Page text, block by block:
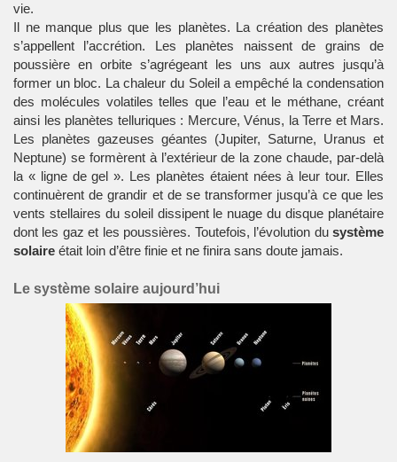
vie.
Il ne manque plus que les planètes. La création des planètes
s’appellent l’accrétion. Les planètes naissent de grains de
poussière en orbite s’agrégeant les uns aux autres jusqu’à
former un bloc. La chaleur du Soleil a empêché la condensation
des molécules volatiles telles que l’eau et le méthane, créant
ainsi les planètes telluriques : Mercure, Vénus, la Terre et Mars.
Les planètes gazeuses géantes (Jupiter, Saturne, Uranus et
Neptune) se formèrent à l’extérieur de la zone chaude, par-delà
la « ligne de gel ». Les planètes étaient nées à leur tour. Elles
continuèrent de grandir et de se transformer jusqu’à ce que les
vents stellaires du soleil dissipent le nuage du disque planétaire
dont les gaz et les poussières. Toutefois, l’évolution du système
solaire était loin d’être finie et ne finira sans doute jamais.
Le système solaire aujourd’hui